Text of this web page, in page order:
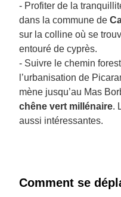
- Profiter de la
dans la commune de
sur la colline où se
entouré de cyprès.
- Suivre le chemin
l’urbanisation de
mène jusqu’au Mas
chêne vert millénaire.
aussi intéressantes.
Comment se